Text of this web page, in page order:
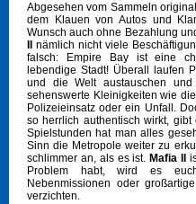
Abgesehen vom Sammeln
dem Klauen von Autos und
Wunsch auch ohne Bezahlung
nämlich nicht viele
falsch: Empire Bay ist eine
lebendige Stadt! Überall laufen
und die Welt austauschen
sehenswerte Kleinigkeiten wie
Polizeieinsatz oder ein Unfall.
so herrlich authentisch wirkt,
Spielstunden hat man alles
Sinn die Metropole weiter zu
schlimmer an, als es ist. Mafia II
Problem habt, wird es
Nebenmissionen oder
verzichten.